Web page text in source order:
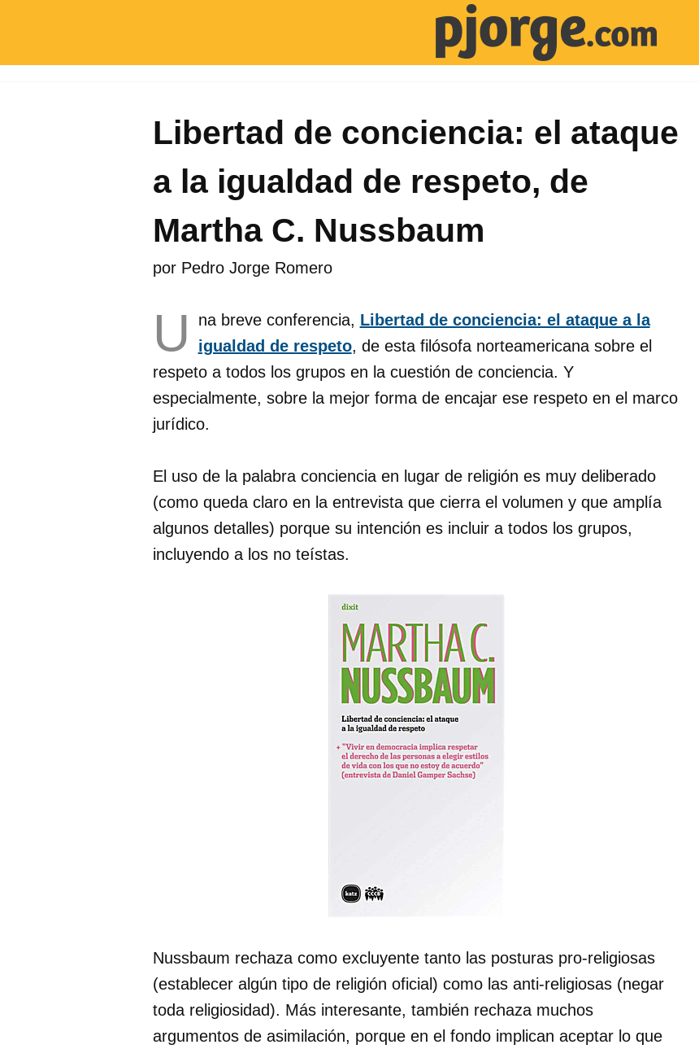
Libertad de conciencia: el ataque
a la igualdad de respeto, de
Martha C. Nussbaum
por Pedro Jorge Romero
U na breve conferencia, Libertad de conciencia: el ataque a la
igualdad de respeto, de esta filósofa norteamericana sobre el
respeto a todos los grupos en la cuestión de conciencia. Y
especialmente, sobre la mejor forma de encajar ese respeto en el marco
jurídico.
El uso de la palabra conciencia en lugar de religión es muy deliberado
(como queda claro en la entrevista que cierra el volumen y que amplía
algunos detalles) porque su intención es incluir a todos los grupos,
incluyendo a los no teístas.
Nussbaum rechaza como excluyente tanto las posturas pro-religiosas
(establecer algún tipo de religión oficial) como las anti-religiosas (negar
toda religiosidad). Más interesante, también rechaza muchos
argumentos de asimilación, porque en el fondo implican aceptar lo que